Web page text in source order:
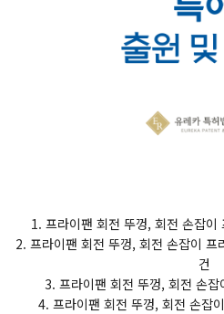
1. 프라이팬 회전 뚜껑, 회전 손잡이
2. 프라이팬 회전 뚜껑, 회전 손잡이
건
3. 프라이팬 회전 뚜껑, 회전 손
4. 프라이팬 회전 뚜껑, 회전 손잡